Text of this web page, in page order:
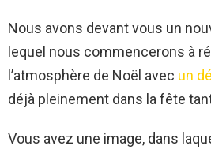
Nous avons devant vous un
lequel nous commencerons à
l’atmosphère de Noël avec un
déjà pleinement dans la fête
Vous avez une image, dans